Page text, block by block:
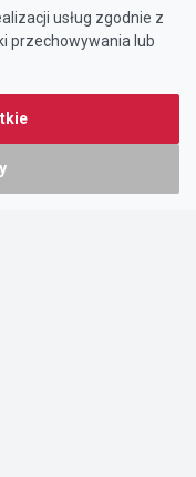
usług zgodnie z
przechowywania lub